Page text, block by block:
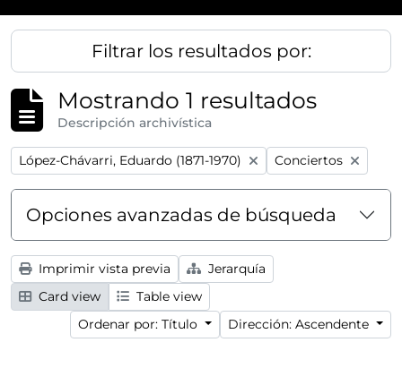
Filtrar los resultados por:
Mostrando 1 resultados
Descripción archivística
Remove filter:
López-Chávarri, Eduardo (1871-1970) Remove filter:
Conciertos
Opciones avanzadas de búsqueda
Imprimir vista previa
Jerarquía
Card view
Table view
Ordenar por: Título
Dirección: Ascendente